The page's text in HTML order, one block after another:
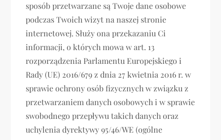
sposób przetwarzane są Twoje dane osobowe
podczas Twoich wizyt na naszej stronie
internetowej. Służy ona przekazaniu Ci
informacji, o których mowa w art. 13
rozporządzenia Parlamentu Europejskiego i
Rady (UE) 2016/679 z dnia 27 kwietnia 2016 r. w
sprawie ochrony osób fizycznych w związku z
przetwarzaniem danych osobowych i w sprawie
swobodnego przepływu takich danych oraz
uchylenia dyrektywy 95/46/WE (ogólne